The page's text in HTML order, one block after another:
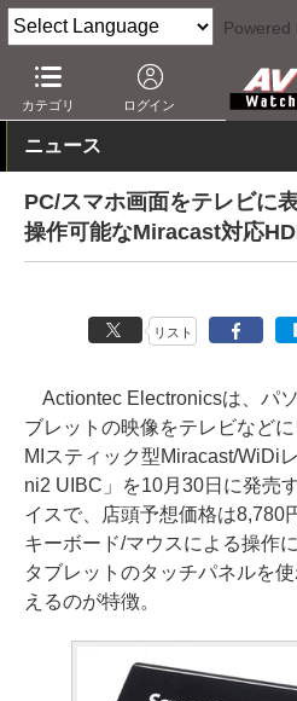
Powered
カテゴリ ログイン
AV Watch 製品 PC周辺機器
ニュース
PC/スマホ画面をテレビに
操作可能なMiracast対応
リスト
Actiontec Electronicsは、パ
ブレットの映像をテレビなど
MIスティック型Miracast/WiDi
ni2 UIBC」を10月30日に発売
イスで、店頭予想価格は8,780
キーボード/マウスによる操作
タブレットのタッチパネルを
えるのが特徴。